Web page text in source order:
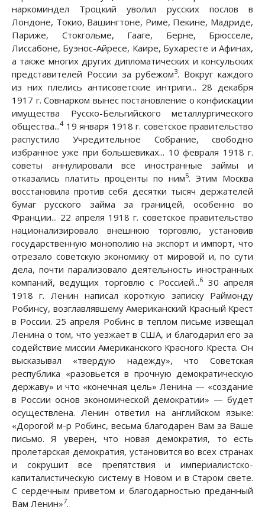
наркоминдел Троцкий уволил русских послов в
Лондоне, Токио, Вашингтоне, Риме, Пекине, Мадриде,
Париже, Стокгольме, Гааге, Берне, Брюсселе,
Лиссабоне, Буэнос-Айресе, Каире, Бухаресте и Афинах,
а также многих других дипломатических и консульских
представителей России за рубежом3. Вокруг каждого
из них плелись антисоветские интриги... 28 декабря
1917 г. Совнарком вынес постановление о конфискации
имущества Русско-Бельгийского металлургического
общества...419 января 1918 г. советское правительство
распустило Учредительное Собрание, свободно
избранное уже при большевиках... 10 февраля 1918 г.
советы аннулировали все иностранные займы и
отказались платить проценты по ним5. Этим Москва
восстановила против себя десятки тысяч держателей
бумаг русского займа за границей, особенно во
Франции... 22 апреля 1918 г. советское правительство
национализировало внешнюю торговлю, установив
государственную монополию на экспорт и импорт, что
отрезало советскую экономику от мировой и, по сути
дела, почти парализовало деятельность иностранных
компаний, ведущих торговлю с Россией...6 30 апреля
1918 г. Ленин написал короткую записку Раймонду
Робинсу, возглавлявшему Американский Красный Крест
в России. 25 апреля Робинс в теплом письме извещал
Ленина о том, что уезжает в США, и благодарил его за
содействие миссии Американского Красного Креста. Он
высказывал «твердую надежду», что Советская
республика «разовьется в прочную демократическую
державу» и что «конечная цель» Ленина — «создание
в России основ экономической демократии» — будет
осуществлена. Ленин ответил на английском языке:
«Дорогой м-р Робинс, весьма благодарен Вам за Ваше
письмо. Я уверен, что новая демократия, то есть
пролетарская демократия, установится во всех странах
и сокрушит все препятствия и империалистско-
капиталистическую систему в Новом и в Старом свете.
С сердечным приветом и благодарностью преданный
Вам Ленин»7.